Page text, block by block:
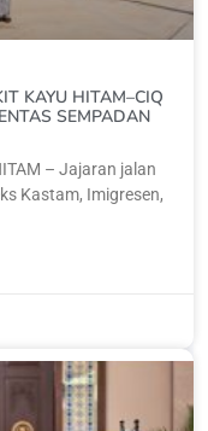
KAYU HITAM–CIQ
SEMPADAN
– Jajaran jalan
Kastam, Imigresen,